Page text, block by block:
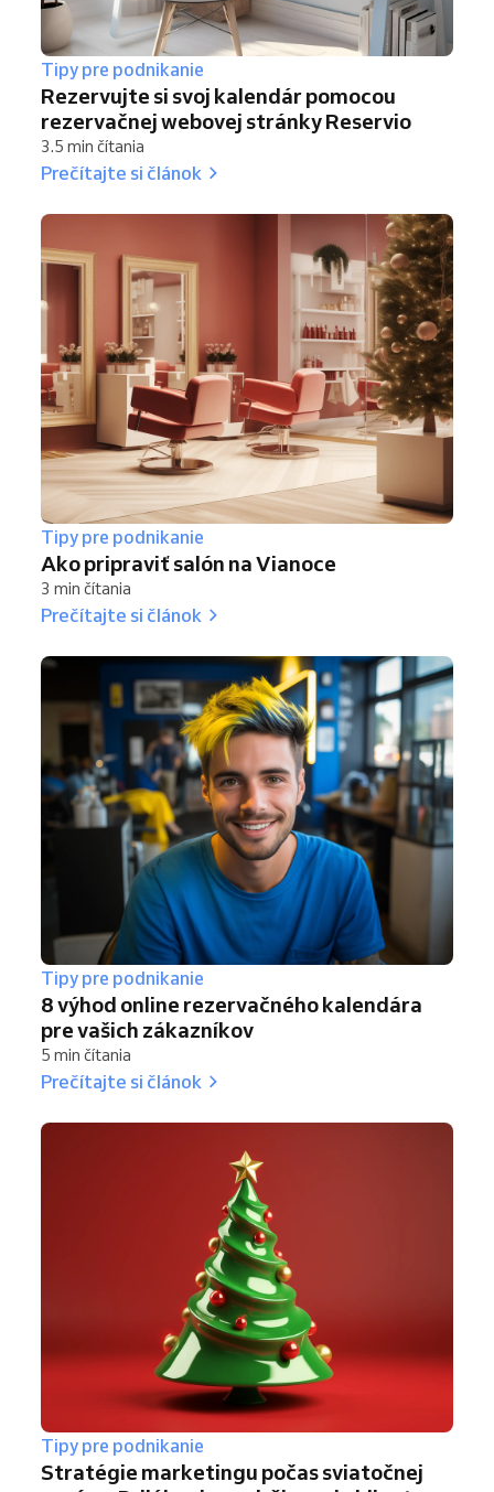
Tipy pre podnikanie
Rezervujte si svoj kalendár pomocou
rezervačnej webovej stránky Reservio
3.5 min čítania
Prečítajte si článok
Tipy pre podnikanie
Ako pripraviť salón na Vianoce
3 min čítania
Prečítajte si článok
Tipy pre podnikanie
8 výhod online rezervačného kalendára
pre vašich zákazníkov
5 min čítania
Prečítajte si článok
Tipy pre podnikanie
Stratégie marketingu počas sviatočnej